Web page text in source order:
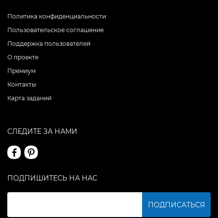
Политика конфиденциальности
Пользовательское соглашение
Поддержка пользователей
О проекте
Премиум
Контакты
Карта заданий
СЛЕДИТЕ ЗА НАМИ
ПОДПИШИТЕСЬ НА НАС
ПОДПИСАТЬСЯ